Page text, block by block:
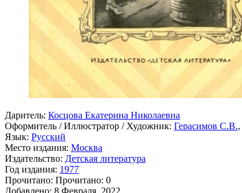
Даритель: Косцова Екатерина Николаевна
Оформитель / Иллюстратор / Художник: Герасимов С.В.,
Язык: Русский
Место издания: Москва
Издательство: Детская литература
Год издания: 1977
Прочитано: Прочитано: 0
Добавлено: 8 Февраля, 2022